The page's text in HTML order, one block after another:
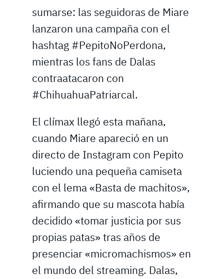
sumarse: las seguidoras de Miare
lanzaron una campaña con el
hashtag #PepitoNoPerdona,
mientras los fans de Dalas
contraatacaron con
#ChihuahuaPatriarcal.
El clímax llegó esta mañana,
cuando Miare apareció en un
directo de Instagram con Pepito
luciendo una pequeña camiseta
con el lema «Basta de machitos»,
afirmando que su mascota había
decidido «tomar justicia por sus
propias patas» tras años de
presenciar «micromachismos» en
el mundo del streaming. Dalas,